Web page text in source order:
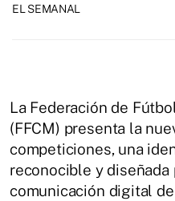
EL SEMANAL
La Federación de
(FFCM) presenta la
competiciones, una
reconocible y diseñada
comunicación digital